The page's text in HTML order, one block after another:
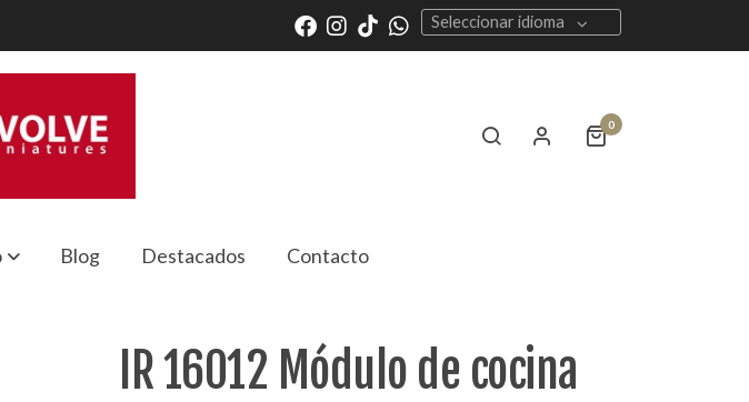
Seleccionar idioma
0
Blog Destacados Contacto
IR 16012 Módulo de cocina